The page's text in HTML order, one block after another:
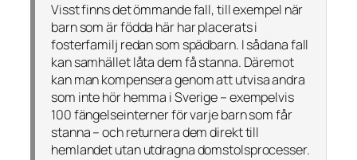
Visst finns det ömmande fall, till exempel när
barn som är födda här har placerats i
fosterfamilj redan som spädbarn. I sådana fall
kan samhället låta dem få stanna. Däremot
kan man kompensera genom att utvisa andra
som inte hör hemma i Sverige – exempelvis
100 fängelseinterner för varje barn som får
stanna – och returnera dem direkt till
hemlandet utan utdragna domstolsprocesser.